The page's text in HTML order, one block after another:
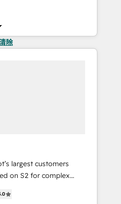
除
largest customers
on S2 for complex
systems
solutions that